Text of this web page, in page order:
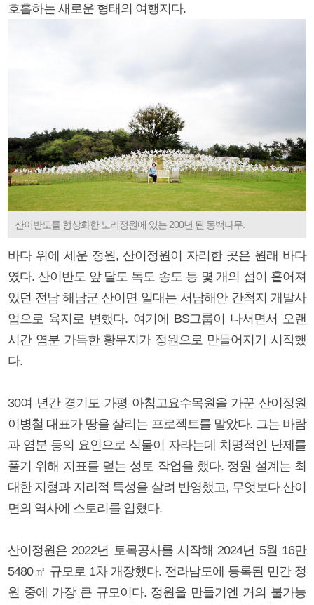
호흡하는 새로운 형태의 여행지다.
산이반도를 형상화한 노리정원에 있는 200년 된 동백나무.
바다 위에 세운 정원, 산이정원이 자리한 곳은 원래 바다
였다. 산이반도 앞 달도 독도 송도 등 몇 개의 섬이 흩어져
있던 전남 해남군 산이면 일대는 서남해안 간척지 개발사
업으로 육지로 변했다. 여기에 BS그룹이 나서면서 오랜
시간 염분 가득한 황무지가 정원으로 만들어지기 시작했
다.
30여 년간 경기도 가평 아침고요수목원을 가꾼 산이정원
이병철 대표가 땅을 살리는 프로젝트를 맡았다. 그는 바람
과 염분 등의 요인으로 식물이 자라는데 치명적인 난제를
풀기 위해 지표를 덮는 성토 작업을 했다. 정원 설계는 최
대한 지형과 지리적 특성을 살려 반영했고, 무엇보다 산이
면의 역사에 스토리를 입혔다.
산이정원은 2022년 토목공사를 시작해 2024년 5월 16만
5480㎡ 규모로 1차 개장했다. 전라남도에 등록된 민간 정
원 중에 가장 큰 규모이다. 정원을 만들기엔 거의 불가능